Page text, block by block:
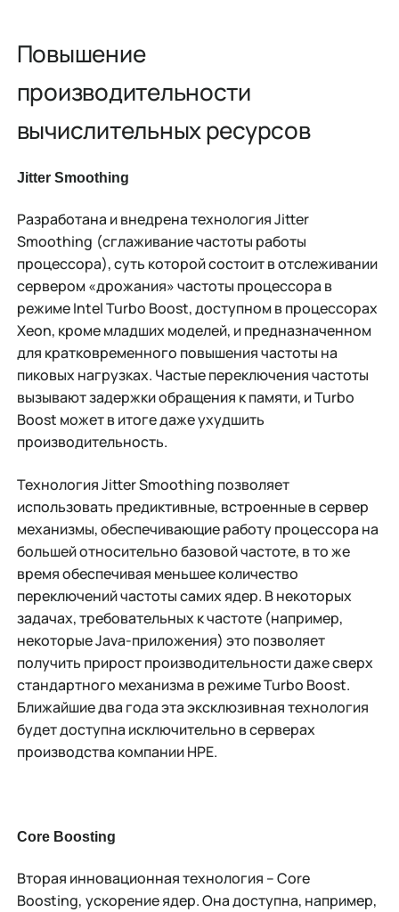
Повышение
производительности
вычислительных ресурсов
Jitter Smoothing
Разработана и внедрена технология Jitter
Smoothing (сглаживание частоты работы
процессора), суть которой состоит в отслеживании
сервером «дрожания» частоты процессора в
режиме Intel Turbo Boost, доступном в процессорах
Xeon, кроме младших моделей, и предназначенном
для кратковременного повышения частоты на
пиковых нагрузках. Частые переключения частоты
вызывают задержки обращения к памяти, и Turbo
Boost может в итоге даже ухудшить
производительность.
Технология Jitter Smoothing позволяет
использовать предиктивные, встроенные в сервер
механизмы, обеспечивающие работу процессора на
большей относительно базовой частоте, в то же
время обеспечивая меньшее количество
переключений частоты самих ядер. В некоторых
задачах, требовательных к частоте (например,
некоторые Java-приложения) это позволяет
получить прирост производительности даже сверх
стандартного механизма в режиме Turbo Boost.
Ближайшие два года эта эксклюзивная технология
будет доступна исключительно в серверах
производства компании HPE.
Core Boosting
Вторая инновационная технология – Core
Boosting, ускорение ядер. Она доступна, например,